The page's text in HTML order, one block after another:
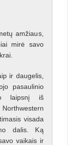
amžiaus,
mirė savo
ir daugelis,
pasaulinio
laipsnį iš
visada
dalis. Ką
vaikais ir